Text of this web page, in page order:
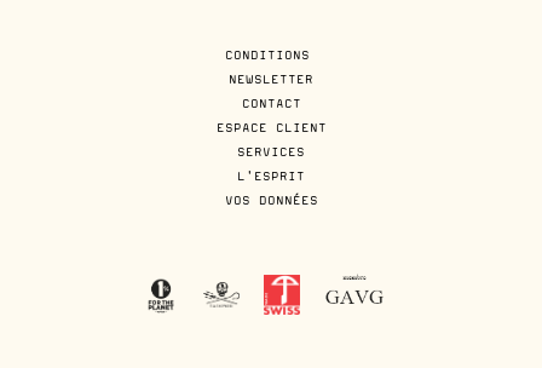
CONDITIONS
NEWSLETTER
CONTACT
ESPACE CLIENT
SERVICES
L'ESPRIT
VOS DONNÉES